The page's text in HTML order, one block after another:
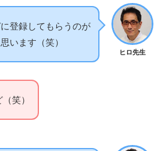
ヒロ先生
登録してもらうのが
います（笑）
笑）